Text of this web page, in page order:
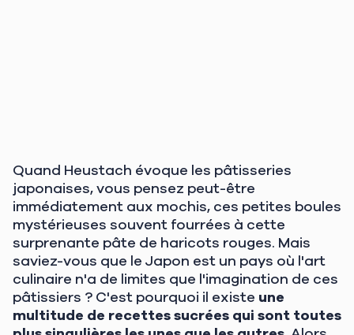
Quand Heustach évoque les pâtisseries
japonaises, vous pensez peut-être
immédiatement aux mochis, ces petites boules
mystérieuses souvent fourrées à cette
surprenante pâte de haricots rouges. Mais
saviez-vous que le Japon est un pays où l'art
culinaire n'a de limites que l'imagination de ces
pâtissiers ? C'est pourquoi il existe une
multitude de recettessucrées qui sont toutes